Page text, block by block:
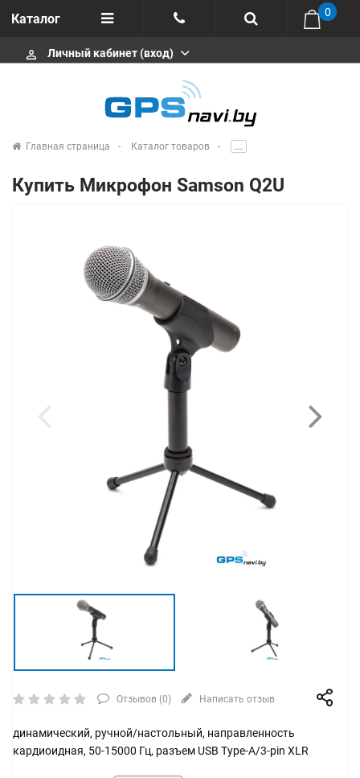
Каталог
Отзывы
+375 291646666
msa333
info@gpsnavi.by
0
perm_identity Личный кабинет (вход)
Главная страница Каталог товаров .....
Купить Микрофон Samson Q2U
Отзывов (0) Написать отзыв
динамический, ручной/настольный, направленность
кардиоидная, 50-15000 Гц, разъем USB Type-A/3-pin XLR